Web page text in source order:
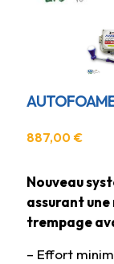
887,00 €
Nouveau
assurant
trempage
– Effort